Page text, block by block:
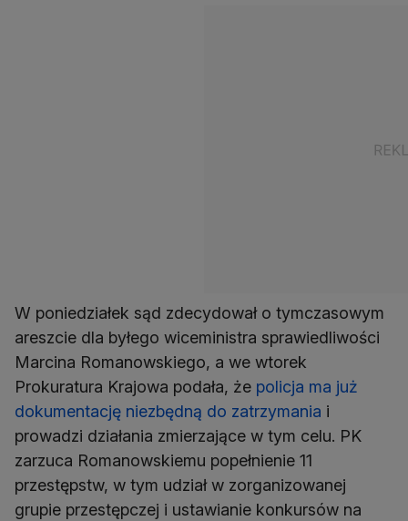
W poniedziałek sąd zdecydował o tymczasowym
areszcie dla byłego wiceministra sprawiedliwości
Marcina Romanowskiego, a we wtorek
Prokuratura Krajowa podała, że policja ma już
dokumentację niezbędną do zatrzymania i
prowadzi działania zmierzające w tym celu. PK
zarzuca Romanowskiemu popełnienie 11
przestępstw, w tym udział w zorganizowanej
grupie przestępczej i ustawianie konkursów na